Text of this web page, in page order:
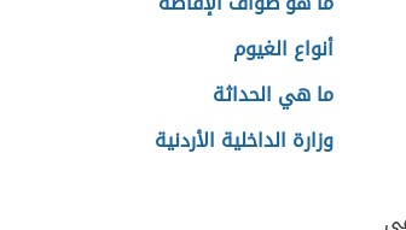
كلمات في عيد الحب
ثقافة اليابان
ما هو طواف الإفاضة